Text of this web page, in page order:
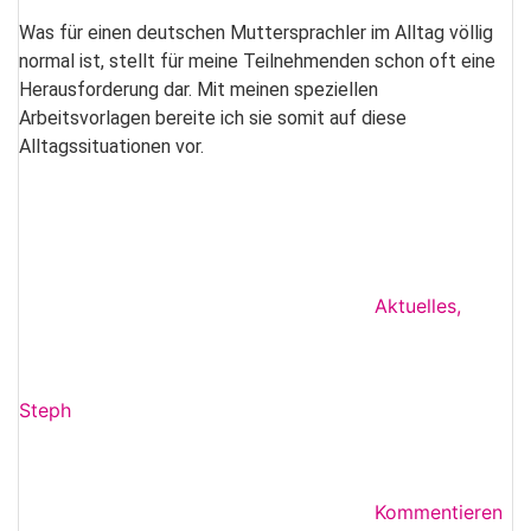
Was für einen deutschen Muttersprachler im Alltag völlig
normal ist, stellt für meine Teilnehmenden schon oft eine
Herausforderung dar. Mit meinen speziellen
Arbeitsvorlagen bereite ich sie somit auf diese
Alltagssituationen vor.
Aktuelles,
Steph
Kommentieren